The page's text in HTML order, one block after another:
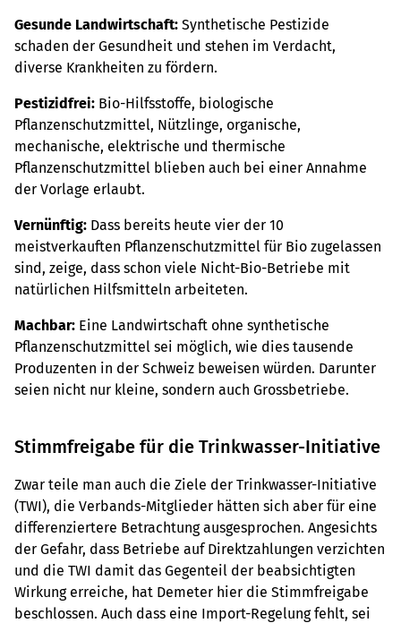
Gesunde Landwirtschaft: Synthetische Pestizide
schaden der Gesundheit und stehen im Verdacht,
diverse Krankheiten zu fördern.
Pestizidfrei: Bio-Hilfsstoffe, biologische
Pflanzenschutzmittel, Nützlinge, organische,
mechanische, elektrische und thermische
Pflanzenschutzmittel blieben auch bei einer Annahme
der Vorlage erlaubt.
Vernünftig: Dass bereits heute vier der 10
meistverkauften Pflanzenschutzmittel für Bio zugelassen
sind, zeige, dass schon viele Nicht-Bio-Betriebe mit
natürlichen Hilfsmitteln arbeiteten.
Machbar: Eine Landwirtschaft ohne synthetische
Pflanzenschutzmittel sei möglich, wie dies tausende
Produzenten in der Schweiz beweisen würden. Darunter
seien nicht nur kleine, sondern auch Grossbetriebe.
Stimmfreigabe für die Trinkwasser-Initiative
Zwar teile man auch die Ziele der Trinkwasser-Initiative
(TWI), die Verbands-Mitglieder hätten sich aber für eine
differenziertere Betrachtung ausgesprochen. Angesichts
der Gefahr, dass Betriebe auf Direktzahlungen verzichten
und die TWI damit das Gegenteil der beabsichtigten
Wirkung erreiche, hat Demeter hier die Stimmfreigabe
beschlossen. Auch dass eine Import-Regelung fehlt, sei